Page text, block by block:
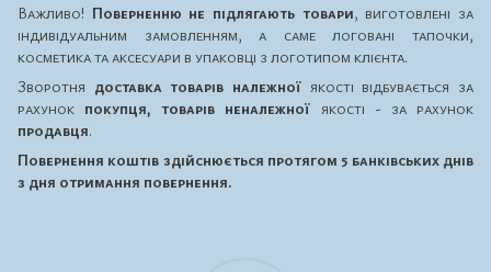
Важливо! Поверненню не підлягають товари, виготовлені за
індивідуальним замовленням, а саме логовані тапочки,
косметика та аксесуари в упаковці з логотипом клієнта.
Зворотня доставка товарів належної якості відбувається за
рахунок покупця, товарів неналежної якості - за рахунок
продавця.
Повернення коштів здійснюється протягом 5 банківських днів
з дня отримання повернення.